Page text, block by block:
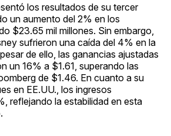
los resultados de su tercer
un aumento del 2% en los
$23.65 mil millones. Sin embargo,
sufrieron una caída del 4% en la
de ello, las ganancias ajustadas
un 16% a $1.61, superando las
de $1.46. En cuanto a su
en EE.UU., los ingresos
reflejando la estabilidad en esta